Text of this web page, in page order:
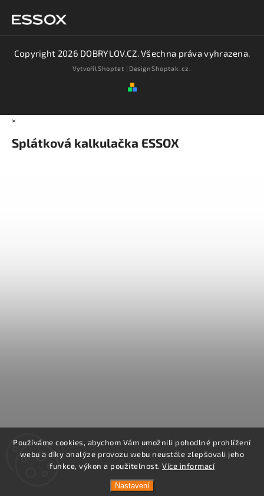
Používáme cookies, abychom Vám umožnili pohodlné prohlížení
webu a díky analýze provozu webu neustále zlepšovali jeho
funkce, výkon a použitelnost. Více informací
Nastavení
Copyright 2026 DOBRYLOV.CZ. Všechna práva vyhrazena.
VytvořilShoptet | DesignShoptak.cz.
×
Splátková kalkulačka ESSOX